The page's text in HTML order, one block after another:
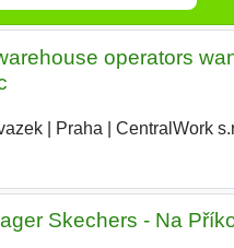
operators
| Praha CentralWork
Skechers - Na